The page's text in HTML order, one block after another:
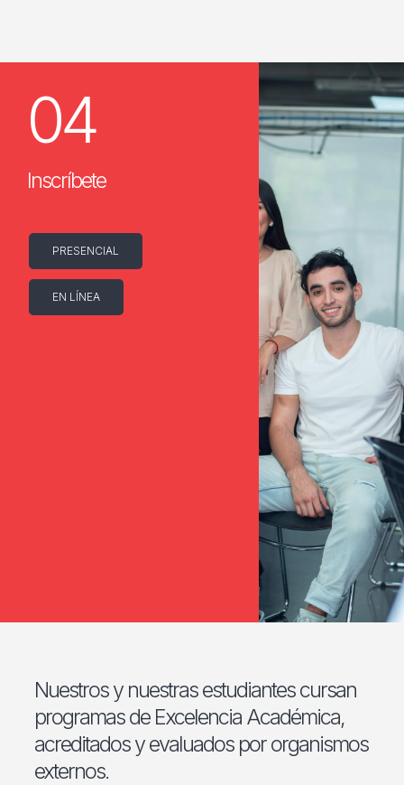
04
Inscríbete
PRESENCIAL
EN LÍNEA
Nuestros y nuestras estudiantes cursan
programas de Excelencia Académica,
acreditados y evaluados por organismos
externos.